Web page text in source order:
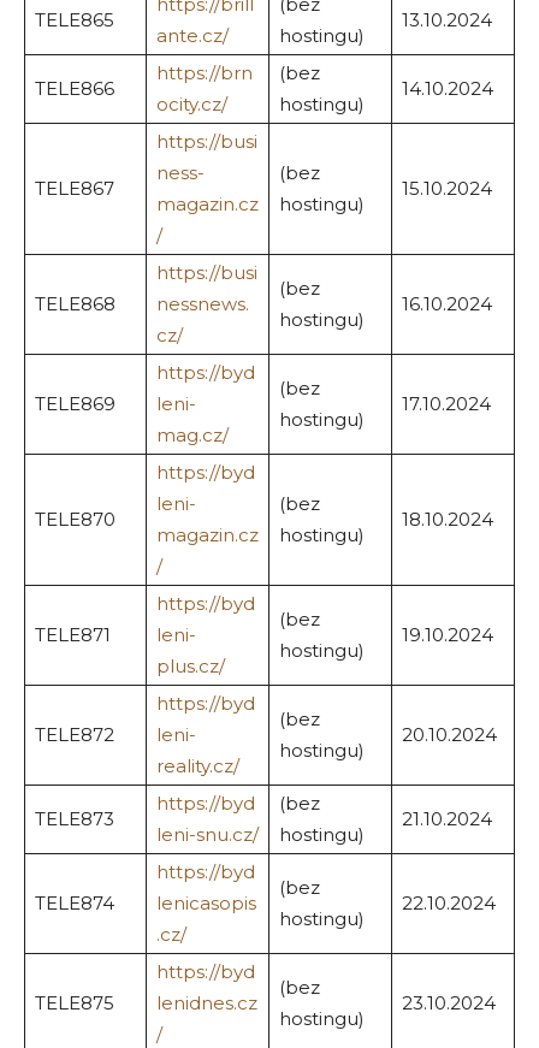
TELE865
ante.cz/
hostingu)
13.10.2024
TELE866
https://brn
ocity.cz/
(bez
hostingu)
14.10.2024
TELE867
https://busi
ness-
magazin.cz
/
(bez
hostingu)
15.10.2024
TELE868
https://busi
nessnews.
cz/
(bez
hostingu)
16.10.2024
TELE869
https://byd
leni-
mag.cz/
(bez
hostingu)
17.10.2024
TELE870
https://byd
leni-
magazin.cz
/
(bez
hostingu)
18.10.2024
TELE871
https://byd
leni-
plus.cz/
(bez
hostingu)
19.10.2024
TELE872
https://byd
leni-
reality.cz/
(bez
hostingu)
20.10.2024
TELE873
https://byd
leni-snu.cz/
(bez
hostingu)
21.10.2024
TELE874
https://byd
lenicasopis
.cz/
(bez
hostingu)
22.10.2024
TELE875
https://byd
lenidnes.cz
/
(bez
hostingu)
23.10.2024